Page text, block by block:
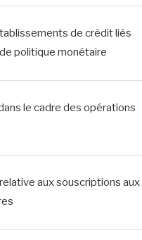
de crédit liés
politique monétaire
le cadre des opérations
aux souscriptions aux